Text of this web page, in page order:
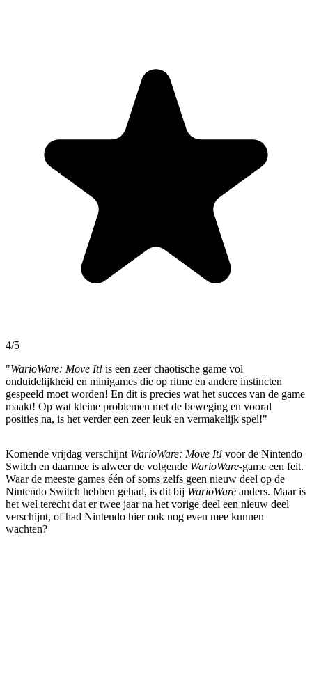
4/5
"WarioWare: Move It! is een zeer chaotische game vol
onduidelijkheid en minigames die op ritme en andere instincten
gespeeld moet worden! En dit is precies wat het succes van de game
maakt! Op wat kleine problemen met de beweging en vooral
posities na, is het verder een zeer leuk en vermakelijk spel!"
Komende vrijdag verschijnt WarioWare: Move It! voor de Nintendo
Switch en daarmee is alweer de volgende WarioWare-game een feit.
Waar de meeste games één of soms zelfs geen nieuw deel op de
Nintendo Switch hebben gehad, is dit bij WarioWare anders. Maar is
het wel terecht dat er twee jaar na het vorige deel een nieuw deel
verschijnt, of had Nintendo hier ook nog even mee kunnen
wachten?